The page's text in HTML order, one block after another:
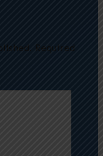
Required